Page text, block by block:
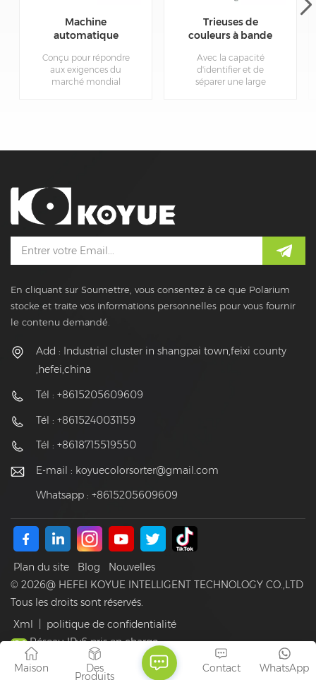
Machine
automatique
de couleur de riz
Conçu pour répondre
aux exigences du
marché mondial
pointe garantissent
votre ligne de
production, offrant
une expérience de tri
des couleurs
transparente et
efficace.
Trieuses de
couleurs à bande
Avec la capacité
d'identifier et de
séparer une large
une productivité
En cliquant sur Soumettre, vous consentez à ce que Polarium
stocke et traite vos informations personnelles pour vous fournir
le contenu demandé.
Add : Industrial cluster in shangpai town,feixi county
,hefei,china
Tél : +8615205609609
Tél : +8615240031159
Tél : +8618715519550
E-mail : koyuecolorsorter@gmail.com
Whatsapp : +8615205609609
Plan du site Blog
Nouvelles
© 2026@ HEFEI KOYUE INTELLIGENT TECHNOLOGY CO.,LTD
Tous les droits sont réservés.
Xml
politique de confidentialité
Réseau IPv6 pris en charge
Maison Des
Produits
WhatsApp
Contact